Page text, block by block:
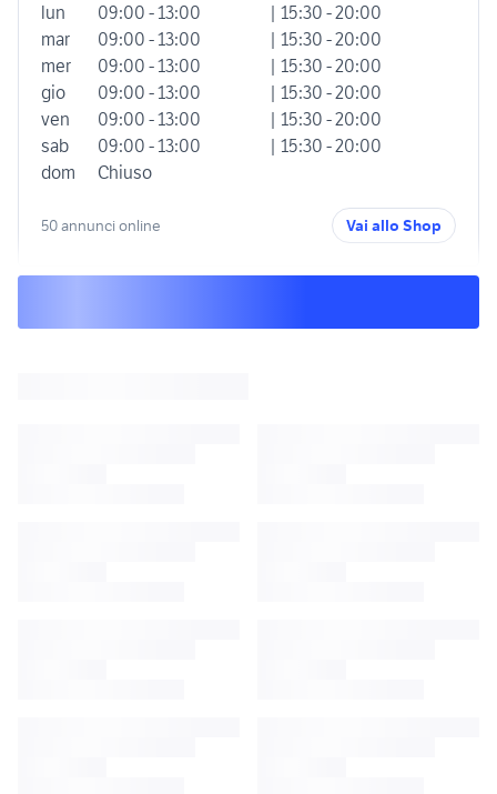
lun
09:00 - 13:00
| 15:30 - 20:00
mar
09:00 - 13:00
| 15:30 - 20:00
mer
09:00 - 13:00
| 15:30 - 20:00
gio
09:00 - 13:00
| 15:30 - 20:00
ven
09:00 - 13:00
| 15:30 - 20:00
sab
09:00 - 13:00
| 15:30 - 20:00
dom
Chiuso
50 annunci online Vai allo Shop